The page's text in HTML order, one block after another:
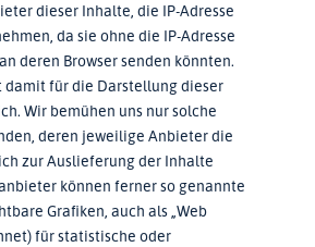
dieser Inhalte, die IP-Adresse
da sie ohne die IP-Adresse
deren Browser senden könnten.
damit für die Darstellung dieser
Wir bemühen uns nur solche
deren jeweilige Anbieter die
zur Auslieferung der Inhalte
können ferner so genannte
Grafiken, auch als „Web
für statistische oder